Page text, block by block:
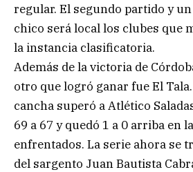
regular. El segundo partido y
chico será local los clubes que
la instancia clasificatoria.
Además de la victoria de
otro que logró ganar fue El
cancha superó a Atlético
69 a 67 y quedó 1 a 0 arriba en
enfrentados. La serie ahora se
del sargento Juan Bautista